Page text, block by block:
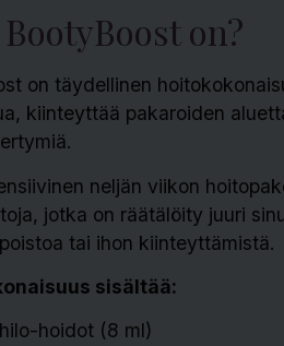
on?
on täydellinen
kiinteyttää pakaroiden
neljän viikon
jotka on räätälöity juuri
tai ihon kiinteyttämistä.
sisältää:
hoidot (8 ml)